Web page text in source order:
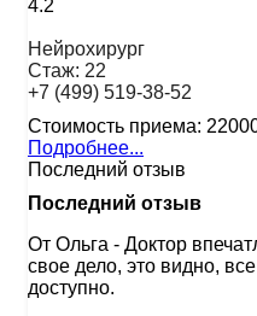
4.2
Нейрохирург
Стаж: 22
+7 (499) 519-38-52
Стоимость приема:
Подробнее...
Последний отзыв
Последний отзыв
От Ольга - Доктор
свое дело, это видно,
доступно.